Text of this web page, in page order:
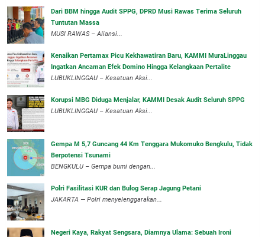
Dari BBM hingga Audit SPPG, DPRD Musi Rawas Terima Seluruh
Tuntutan Massa
MUSI RAWAS – Aliansi...
‎Kenaikan Pertamax Picu Kekhawatiran Baru, KAMMI MuraLinggau
Ingatkan Ancaman Efek Domino Hingga Kelangkaan Pertalite
‎LUBUKLINGGAU – Kesatuan Aksi...
Korupsi MBG Diduga Menjalar, KAMMI Desak Audit Seluruh SPPG
‎LUBUKLINGGAU – Kesatuan Aksi...
Gempa M 5,7 Guncang 44 Km Tenggara Mukomuko Bengkulu, Tidak
Berpotensi Tsunami
BENGKULU – Gempa bumi dengan...
Polri Fasilitasi KUR dan Bulog Serap Jagung Petani
JAKARTA — Polri menyelenggarakan...
Negeri Kaya, Rakyat Sengsara, Diamnya Ulama: Sebuah Ironi